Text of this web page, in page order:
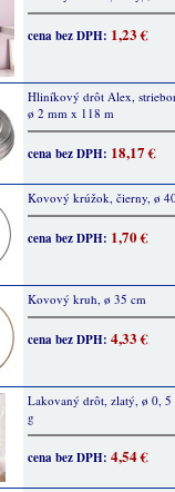
cena bez DPH: 1,23 €
Hliníkový drôt Alex,
ø 2 mm x 118 m
cena bez DPH: 18,17 €
Kovový krúžok, čierny, ø
cena bez DPH: 1,70 €
Kovový kruh, ø 35 cm
cena bez DPH: 4,33 €
Lakovaný drôt, zlatý, ø 0, 5
g
cena bez DPH: 4,54 €